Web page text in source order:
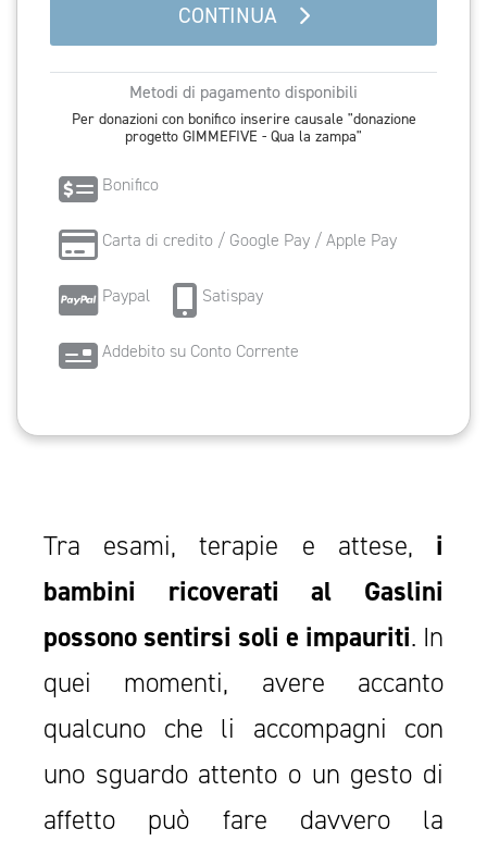
CONTINUA
Metodi di pagamento disponibili
Bonifico
Carta di credito / Google Pay / Apple Pay
Paypal Satispay
Addebito su Conto Corrente
Tra esami, terapie e attese, i
bambini ricoverati al Gaslini
possono sentirsi soli e impauriti. In
quei momenti, avere accanto
qualcuno che li accompagni con
uno sguardo attento o un gesto di
affetto può fare davvero la